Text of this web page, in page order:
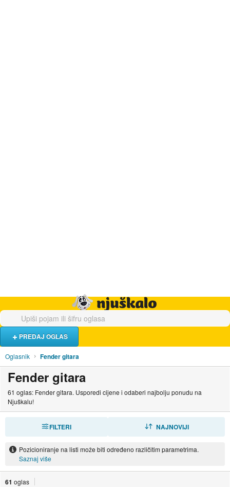
PREDAJ OGLAS
Oglasnik Fender gitara
Fender gitara
61 oglas: Fender gitara. Usporedi cijene i odaberi najbolju ponudu na
Njuškalu!
FILTERI NAJNOVIJI
Pozicioniranje na listi može biti određeno različitim parametrima.
Saznaj više
61 oglas